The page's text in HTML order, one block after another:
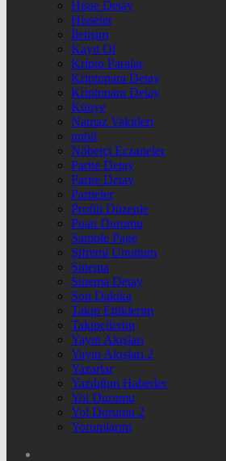
Hisse Detay
Hisseler
İletişim
Kayıt Ol
Kripto Paralar
Kriptopara Detay
Kriptopara Detay
Künye
Namaz Vakitleri
nnbil
Nöbetçi Eczaneler
Parite Detay
Parite Detay
Pariteler
Profili Düzenle
Puan Durumu
Sample Page
Şifremi Unuttum
Sinema
Sinema Detay
Son Dakika
Takip Ettiklerim
Takipçilerim
Yayın Akışları
Yayın Akışları 2
Yazarlar
Yazdığım Haberler
Yol Durumu
Yol Durumu 2
Yorumlarım